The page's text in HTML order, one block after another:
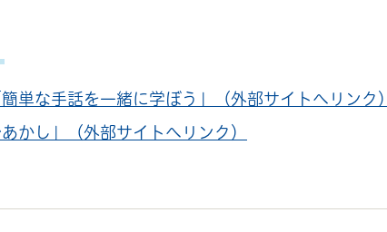
単な手話を一緒に学ぼう」（外部サイトへリンク）
かし」（外部サイトへリンク）